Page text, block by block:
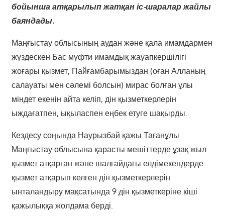
бойынша атқарылып жатқан іс-шаралар жайлы
баяндады.
Маңғыстау облысының аудан және қала имамдармен
жүздескен Бас мүфти имамдық жауапкершілігі
жоғары қызмет, Пайғамбарымыздан (оған Алланың
салауаты мен сәлемі болсын) мирас болған ұлы
міндет екенін айта келіп, дін қызметкерлерін
ыждағатпен, ықыласпен еңбек етуге шақырды.
Кездесу соңында Наурызбай қажы Тағанұлы
Маңғыстау облысына қарасты мешіттерде ұзақ жыл
қызмет атқарған және шалғайдағы елдімекендерде
қызмет атқарып келген дін қызметкерлерін
ынталандыру мақсатында 9 дін қызметкеріне кіші
қажылыққа жолдама берді.